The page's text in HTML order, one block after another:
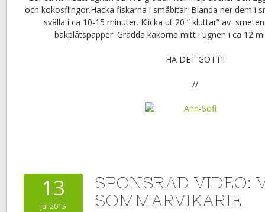
och kokosflingor.Hacka fiskarna i småbitar. Blanda ner dem i
svälla i ca 10-15 minuter. Klicka ut 20 ” kluttar” av
bakplåtspapper. Grädda kakorna mitt i ugnen i ca 12
HA DET GOTT!!
//
13
jul 2015
SPONSRAD VIDEO:
SOMMARVIKARIE